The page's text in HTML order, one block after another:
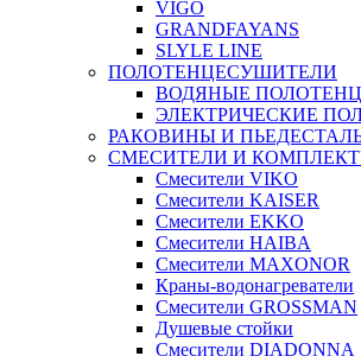
VIGO
GRANDFAYANS
SLYLE LINE
ПОЛОТЕНЦЕСУШИТЕЛИ
ВОДЯНЫЕ
ЭЛЕКТРИЧЕСКИЕ
РАКОВИНЫ И
СМЕСИТЕЛИ И
Смесители VIKO
Смесители KAISER
Смесители EKKO
Смесители HAIBA
Смесители MAXONOR
Краны-водонагреватели
Смесители GROSSMAN
Душевые стойки
Смесители DIADONNA